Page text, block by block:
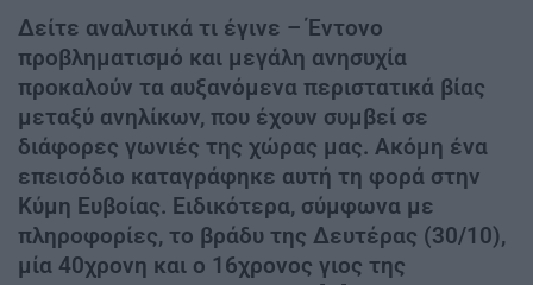
Δείτε αναλυτικά τι έγινε – Έντονο
προβληματισμό και μεγάλη ανησυχία
προκαλούν τα αυξανόμενα περιστατικά βίας
μεταξύ ανηλίκων, που έχουν συμβεί σε
διάφορες γωνιές της χώρας μας. Ακόμη ένα
επεισόδιο καταγράφηκε αυτή τη φορά στην
Κύμη Ευβοίας. Ειδικότερα, σύμφωνα με
πληροφορίες, το βράδυ της Δευτέρας (30/10),
μία 40χρονη και ο 16χρονος γιος της